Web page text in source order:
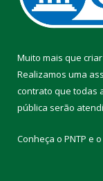
Muito mais que
Realizamos uma
contrato que todas
pública serão
Conheça o PNTP e o